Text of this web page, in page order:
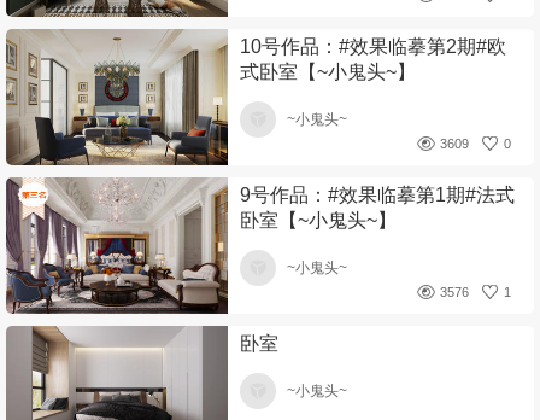
10号作品：#效果临摹第2期#欧
式卧室【~小鬼头~】
~小鬼头~
0
3609
9号作品：#效果临摹第1期#法式
卧室【~小鬼头~】
~小鬼头~
1
3576
卧室
~小鬼头~